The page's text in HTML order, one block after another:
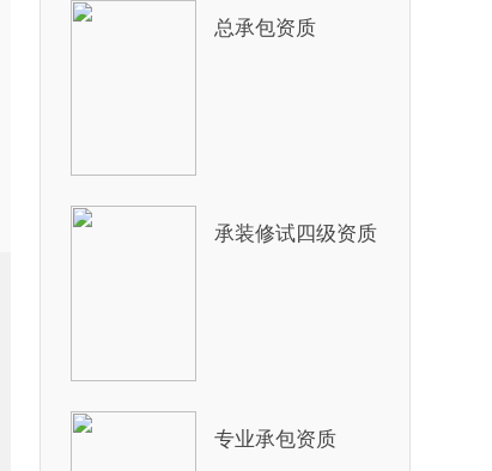
总承包资质
承装修试四级资质
专业承包资质